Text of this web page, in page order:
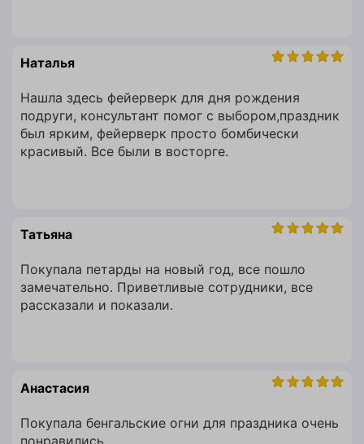
Наталья
Нашла здесь фейерверк для дня рождения
подруги, консультант помог с выбором,праздник
был ярким, фейерверк просто бомбически
красивый. Все были в восторге.
Татьяна
Покупала петарды на новый год, все пошло
замечательно. Приветливые сотрудники, все
рассказали и показали.
Анастасия
Покупала бенгальские огни для праздника очень
понравились